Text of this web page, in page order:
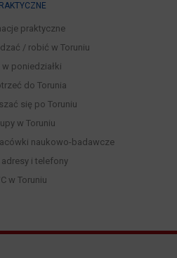
praktyczne
/ robić w Toruniu
w poniedziałki
do Torunia
się po Toruniu
w Toruniu
naukowo-badawcze
adresy i telefony
w Toruniu